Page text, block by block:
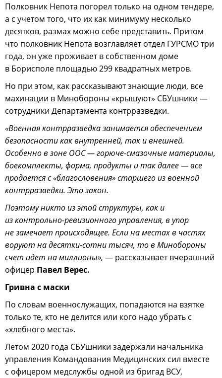
Полковник Непота погорел только на одном тендере,
а с учетом того, что их как минимуму несколько
десятков, размах можно себе представить. Притом
что полковник Непота возглавляет отдел ГУРСМО три
года, он уже проживает в собственном доме
в Борисполе площадью 299 квадратных метров.
Но при этом, как рассказывают знающие люди, все
махинации в Минобороны «крышуют» СБУшники —
сотрудники Департамента контрразведки.
«Военная контрразведка занимается обеспечением
безопасности как внутренней, так и внешней.
Особенно в зоне ООС — горюче-смазочные материалы,
боекомплекты, форма, продукты и так далее — все
продается с «благословения» старшего из военной
контрразведки. Это закон.
Поэтому никто из этой структуры, как и
из контрольно-ревизионного управления, в упор
не замечает происходящее. Если на местах в частях
воруют на десятки-сотни тысяч, то в Минобороны
счет идет на миллионы», — рассказывает вчерашний
офицер Павел Верес.
Гривна с маски
По словам военнослужащих, попадаются на взятке
только те, кто не делится или кого надо убрать с
«хлебного места».
Летом 2020 года СБУшники задержали начальника
управления Командования Медицинских сил вместе
с офицером медслужбы одной из бригад ВСУ,